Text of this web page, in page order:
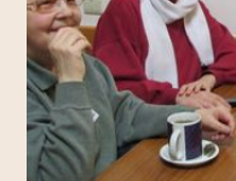
Menselijk
We zien in ieder die
dossier, en